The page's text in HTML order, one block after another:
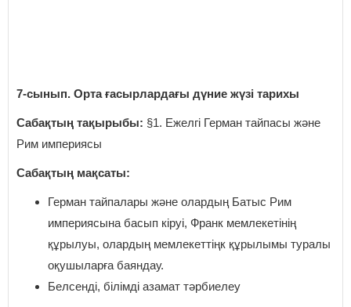
7-сынып. Орта ғасырлардағы дүние жүзі тарихы
Сабақтың тақырыбы: §1. Ежелгі Герман тайпасы және
Рим империясы
Сабақтың мақсаты:
Герман тайпалары және олардың Батыс Рим
империясына басып кіруі, Франк мемлекетінің
құрылуы, олардың мемлекеттіңк құрылымы туралы
оқушыларға баяндау.
Белсенді, білімді азамат тәрбиелеу